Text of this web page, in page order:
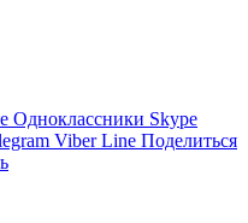
Одноклассники Skype
Viber Line Поделиться